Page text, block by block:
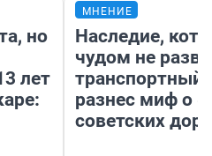
но
лет
МНЕНИЕ
Наследие,
чудом не
транспортный
разнес миф о
советских